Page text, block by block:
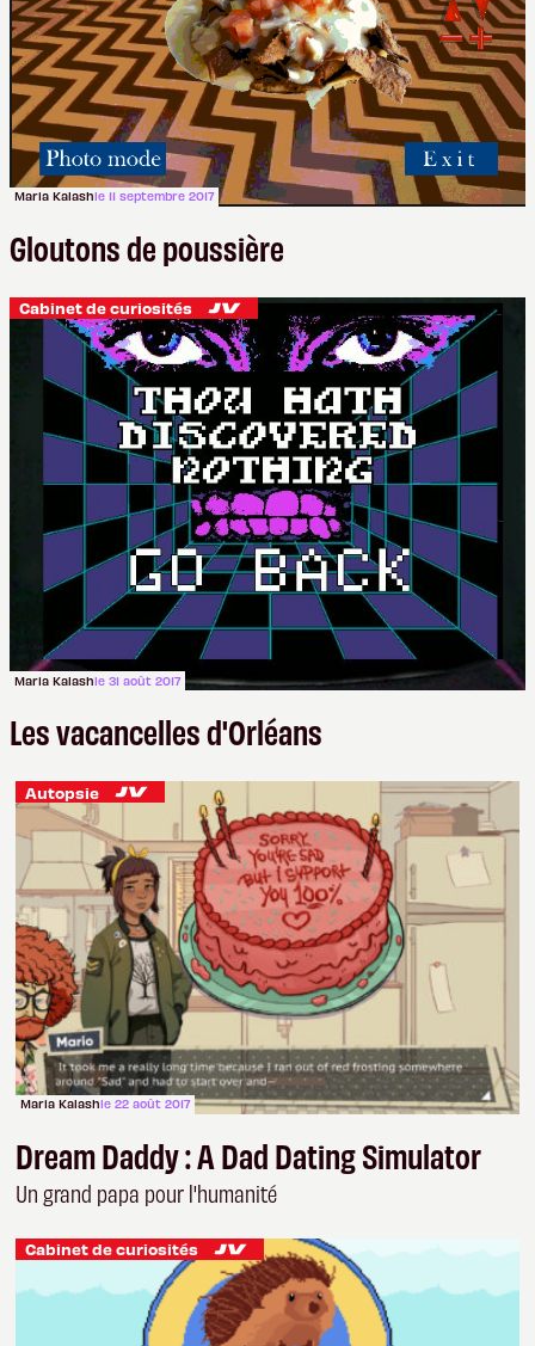
Maria Kalashle 11 septembre 2017
Gloutons de poussière
Cabinet de curiosités
Maria Kalashle 31 août 2017
Les vacancelles d'Orléans
Autopsie
Maria Kalashle 22 août 2017
Dream Daddy : A Dad Dating Simulator
Un grand papa pour l'humanité
Cabinet de curiosités